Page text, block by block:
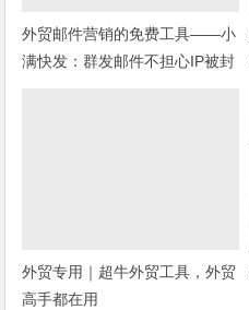
外贸邮件营销的免费工具——小
满快发：群发邮件不担心IP被封
外贸专用｜超牛外贸工具，外贸
高手都在用